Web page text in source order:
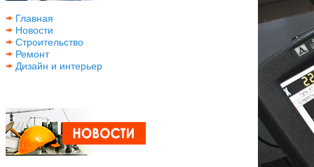
Главная
Новости
Строительство
Ремонт
Дизайн и интерьер